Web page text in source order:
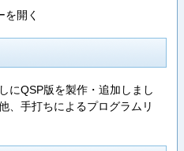
開く
にQSP版を製作・追加しまし
、手打ちによるプログラムリ